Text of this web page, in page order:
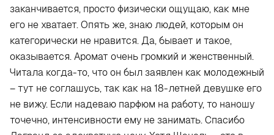
заканчивается, просто физически ощущаю, как мне
его не хватает. Опять же, знаю людей, которым он
категорически не нравится. Да, бывает и такое,
оказывается. Аромат очень громкий и женственный.
Читала когда-то, что он был заявлен как молодежный
– тут не соглашусь, так как на 18-летней девушке его
не вижу. Если надеваю парфюм на работу, то наношу
точечно, интенсивности ему не занимать. Спасибо